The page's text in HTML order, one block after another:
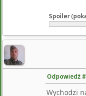
Spoiler
Odpowiedź
Wychodzi